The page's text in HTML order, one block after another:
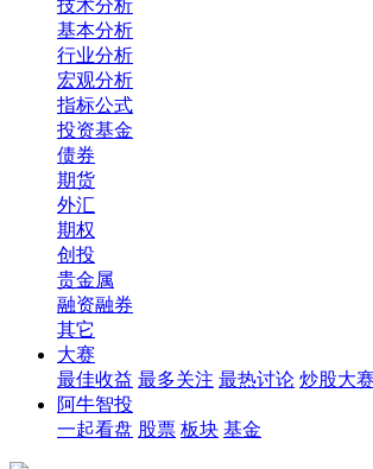
技术分析
基本分析
行业分析
宏观分析
指标公式
投资基金
债券
期货
外汇
期权
创投
贵金属
融资融券
其它
大赛
最佳收益 最多关注 最热讨论 炒股大赛
阿牛智投
一起看盘 股票 板块 基金